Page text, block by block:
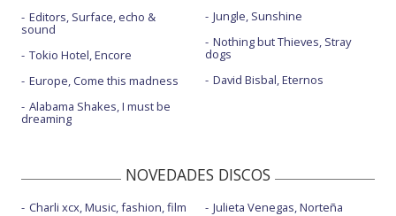
Editors, Surface, echo &
sound
Tokio Hotel, Encore
Europe, Come this madness
Alabama Shakes, I must be
dreaming
Jungle, Sunshine
Nothing but Thieves, Stray
dogs
David Bisbal, Eternos
NOVEDADES DISCOS
Charli xcx, Music, fashion, film
Julieta Venegas, Norteña